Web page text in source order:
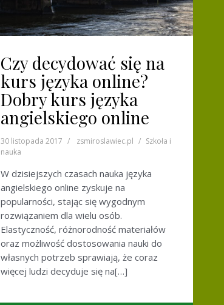
Czy decydować się na
kurs języka online?
Dobry kurs języka
angielskiego online
30 listopada 2017 zsmiroslawiec.pl
Szkoła i
nauka
W dzisiejszych czasach nauka języka
angielskiego online zyskuje na
popularności, stając się wygodnym
rozwiązaniem dla wielu osób.
Elastyczność, różnorodność materiałów
oraz możliwość dostosowania nauki do
własnych potrzeb sprawiają, że coraz
więcej ludzi decyduje się na[…]